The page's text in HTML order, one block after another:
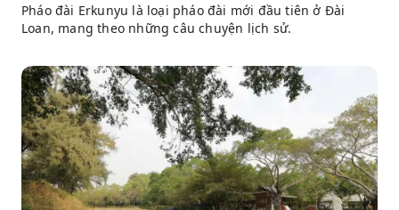
Pháo đài Erkunyu là loại pháo đài mới đầu tiên ở Đài
Loan, mang theo những câu chuyện lịch sử.